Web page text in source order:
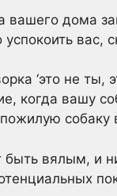
вашего дома
вас,
‘это не
когда вашу
собаку
вялым, и